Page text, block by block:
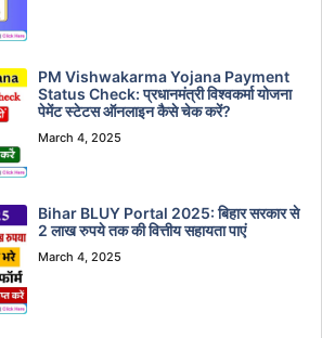
PM Vishwakarma Yojana Payment
Status Check: प्रधानमंत्री विश्वकर्मा योजना
पेमेंट स्टेटस ऑनलाइन कैसे चेक करें?
March 4, 2025
Bihar BLUY Portal 2025: बिहार सरकार से
2 लाख रुपये तक की वित्तीय सहायता पाएं
March 4, 2025